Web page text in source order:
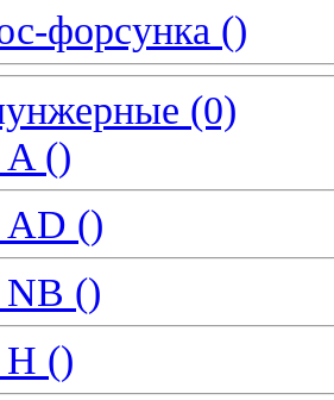
форсунка ()
(0)
()
()
()
()